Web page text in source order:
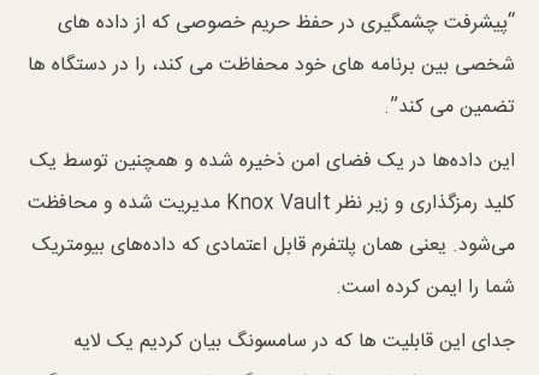
“پیشرفت چشمگیری در حفظ حریم خصوصی که از داده های
شخصی بین برنامه های خود محفاظت می کند، را در دستگاه ها
تضمین می کند”.
این داده‌ها در یک فضای امن ذخیره شده و همچنین توسط یک
کلید رمزگذاری و زیر نظر Knox Vault مدیریت شده و محافظت
می‌شود. یعنی همان پلتفرم قابل اعتمادی که داده‌های بیومتریک
شما را ایمن کرده است.
جدای این قابلیت ها که در سامسونگ بیان کردیم یک لایه